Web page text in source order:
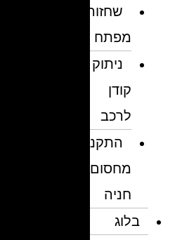
שחזור
מפתח
ניתוק
לרכב
התקנת
מחסום
חניה
בלוג